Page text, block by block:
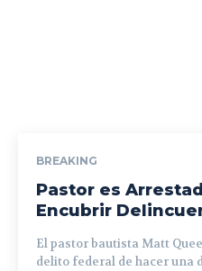
BREAKING
Pastor es
Encubrir
El pastor bautista Matt
delito federal de hacer una